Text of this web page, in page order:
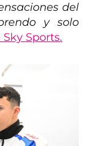
del
y solo
Sky Sports.